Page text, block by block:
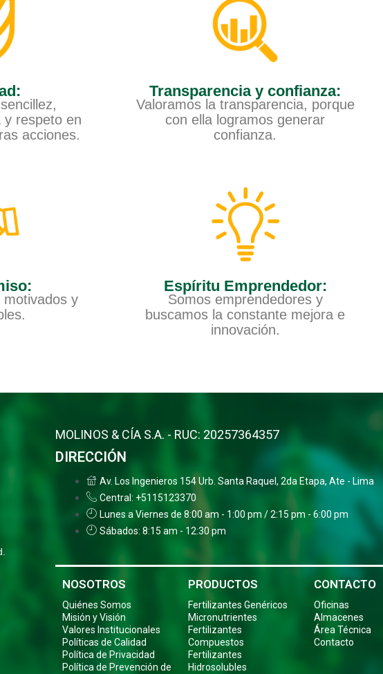
y respeto en
acciones.
Transparencia y confianza:
Valoramos la transparencia, porque
con ella logramos generar
confianza.
motivados y
Espíritu Emprendedor:
Somos emprendedores y
buscamos la constante mejora e
innovación.
MOLINOS & CÍA S.A. - RUC: 20257364357
DIRECCIÓN
Av. Los Ingenieros 154 Urb. Santa Raquel, 2da Etapa, Ate - Lima
Central: +5115123370
Lunes a Viernes de 8:00 am - 1:00 pm / 2:15 pm - 6:00 pm
Sábados: 8:15 am - 12:30 pm
NOSOTROS
Quiénes Somos
Misión y Visión
Valores Institucionales
Políticas de Calidad
Política de Privacidad
Política de Prevención de
PRODUCTOS
Fertilizantes Genéricos
Micronutrientes
Fertilizantes
Compuestos
Fertilizantes
Hidrosolubles
CONTACTO
Oficinas
Almacenes
Área Técnica
Contacto